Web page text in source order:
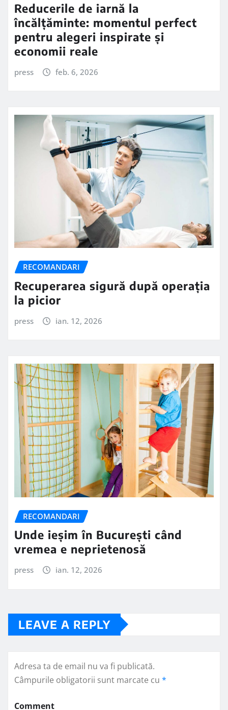
Reducerile de iarnă la
încălțăminte: momentul perfect
pentru alegeri inspirate și
economii reale
press feb. 6, 2026
RECOMANDARI
Recuperarea sigură după operația
la picior
press ian. 12, 2026
RECOMANDARI
Unde ieșim în București când
vremea e neprietenosă
press ian. 12, 2026
LEAVE A REPLY
Adresa ta de email nu va fi publicată.
Câmpurile obligatorii sunt marcate cu *
Comment